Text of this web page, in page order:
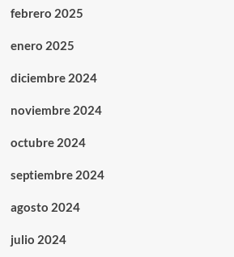
febrero 2025
enero 2025
diciembre 2024
noviembre 2024
octubre 2024
septiembre 2024
agosto 2024
julio 2024